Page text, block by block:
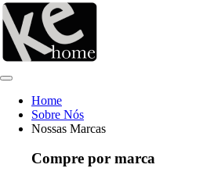
Home
Sobre Nós
Nossas Marcas
Compre por marca